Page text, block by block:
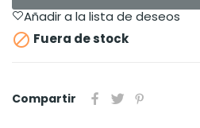
Añadir a la lista de deseos
 Fuera de stock
Compartir